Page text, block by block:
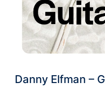
Danny Elfman –